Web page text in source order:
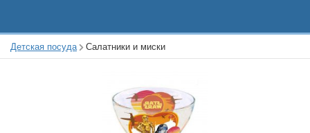
Детская посуда Салатники и миски